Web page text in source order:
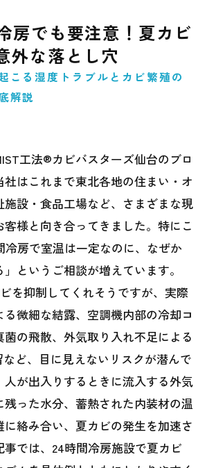
房でも要注意！夏カビ
外な落とし穴
こる湿度トラブルとカビ繁殖の
解説
工法®カビバスターズ仙台のブロ
社はこれまで東北各地の住まい・オ
施設・食品工場など、さまざまな現
様と向き合ってきました。特にこ
冷房で室温は一定なのに、なぜか
というご相談が増えています。
を抑制してくれそうですが、実際
微細な結露、空調機内部の冷却コ
の飛散、外気取り入れ不足による
ど、目に見えないリスクが潜んで
人が出入りするときに流入する外気
った水分、蓄熱された内装材の温
絡み合い、夏カビの発生を加速さ
では、24時間冷房施設で夏カビ